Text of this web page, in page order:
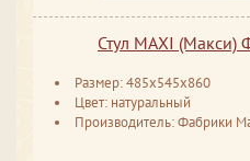
Стул MAXI
Размер: 485x545x860
Цвет: натуральный
Производитель: Фабрики